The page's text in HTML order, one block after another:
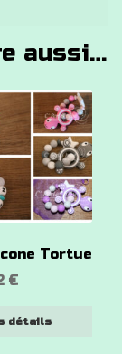
aussi…
Tortue
€
détails